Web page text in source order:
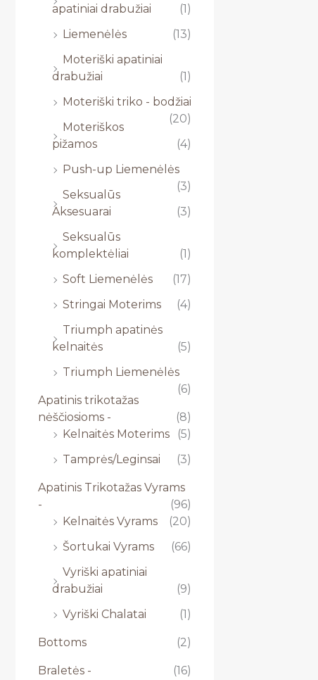
apatiniai drabužiai
(1)
Liemenėlės
(13)
Moteriški apatiniai
drabužiai
(1)
Moteriški triko - bodžiai
(20)
Moteriškos
pižamos
(4)
Push-up Liemenėlės
(3)
Seksualūs
Aksesuarai
(3)
Seksualūs
komplektėliai
(1)
Soft Liemenėlės
(17)
Stringai Moterims
(4)
Triumph apatinės
kelnaitės
(5)
Triumph Liemenėlės
(6)
Apatinis trikotažas
nėščiosioms -
(8)
Kelnaitės Moterims
(5)
Tamprės/Leginsai
(3)
Apatinis Trikotažas Vyrams
-
(96)
Kelnaitės Vyrams
(20)
Šortukai Vyrams
(66)
Vyriški apatiniai
drabužiai
(9)
Vyriški Chalatai
(1)
Bottoms (2)
Braletės -
(16)